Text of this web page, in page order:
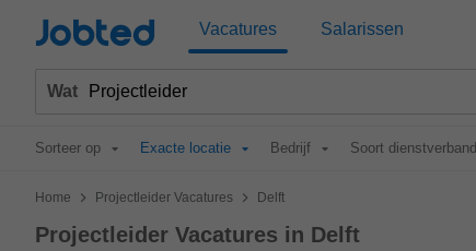
Jobted Vacatures Salarissen
Wat
Sorteer op Exacte locatie Bedrijf Soort dienstverband
Home > Projectleider Vacatures > Delft
Projectleider Vacatures in Delft